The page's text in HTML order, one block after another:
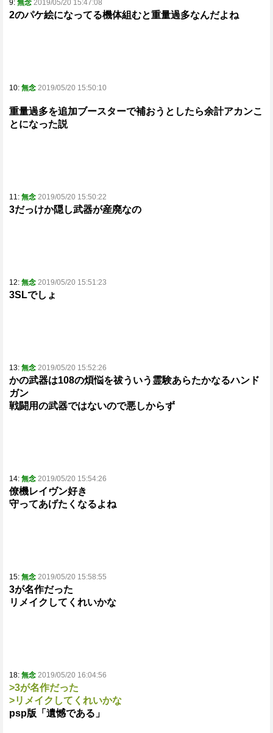
9: 無念 2019/05/20 15:47:08
2のパケ絵になってる機体組むと重量過多なんだよね
10: 無念 2019/05/20 15:50:10
重量過多を追加ブースターで補おうとしたら余計アカンこ
とになった説
11: 無念 2019/05/20 15:50:22
3だっけか隠し武器が産廃なの
12: 無念 2019/05/20 15:51:23
3SLでしょ
13: 無念 2019/05/20 15:52:26
かの武器は108の煩悩を祓ういう霊験あらたかなるハンド
ガン
戦闘用の武器ではないので悪しからず
14: 無念 2019/05/20 15:54:26
僚機レイヴン好き
守ってあげたくなるよね
15: 無念 2019/05/20 15:58:55
3が名作だった
リメイクしてくれいかな
18: 無念 2019/05/20 16:04:56
>3が名作だった
>リメイクしてくれいかな
psp版「遺憾である」